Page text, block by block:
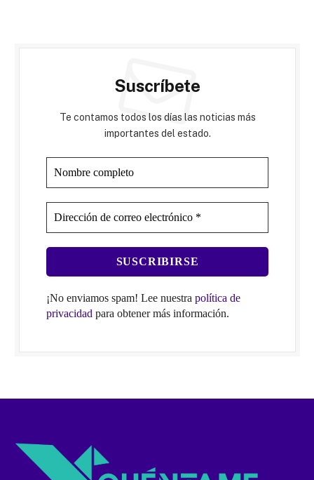
Suscríbete
Te contamos todos los días las noticias más
importantes del estado.
¡No enviamos spam! Lee nuestra política de
privacidad para obtener más información.